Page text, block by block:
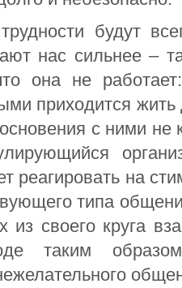
будут
нас сильнее –
она не
приходится
с ними не
реагировать на
типа
из своего круга
таким